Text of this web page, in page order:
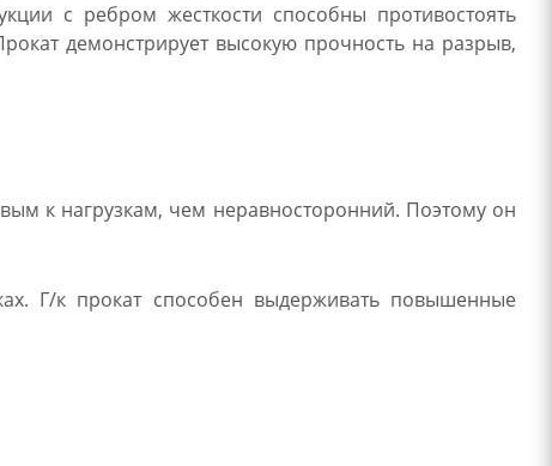
с ребром жесткости способны противостоять
демонстрирует высокую прочность на разрыв,
к нагрузкам, чем неравносторонний. Поэтому он
Г/к прокат способен выдерживать повышенные